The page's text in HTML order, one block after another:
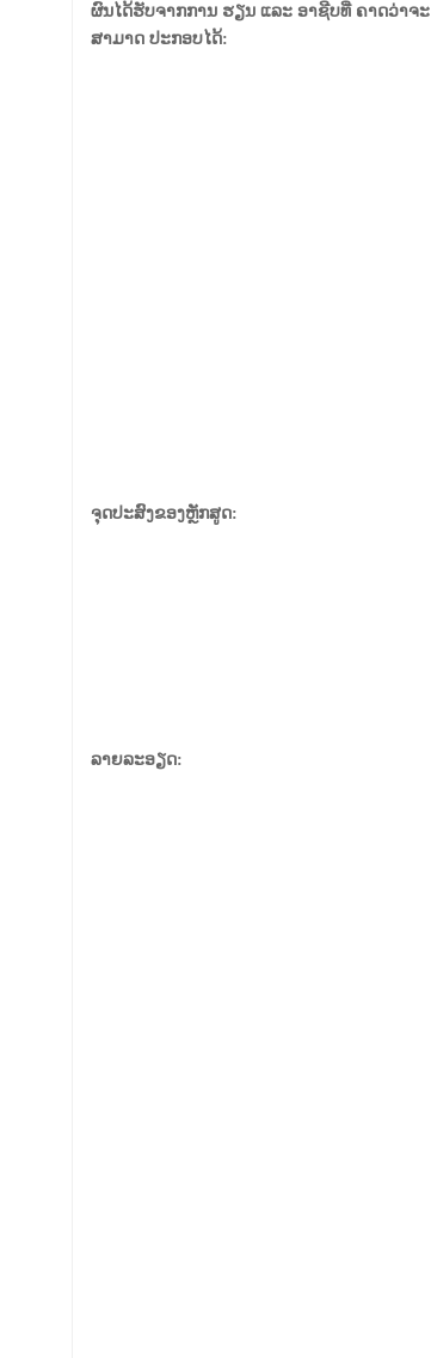
ຜົນໄດ້ຮັບຈາກການ ຮຽນ ແລະ ອາຊີບທີ່ ຄາດວ່າຈະ
ສາມາດ ປະກອບໄດ້:
ຈຸດປະສົງຂອງຫຼັກສູດ:
ລາຍລະອຽດ: